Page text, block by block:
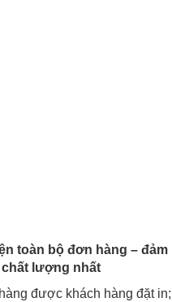
toàn bộ đơn hàng –
chất lượng nhất
được khách hàng đặt